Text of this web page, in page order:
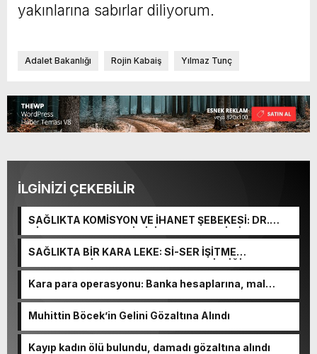
yakınlarına sabırlar diliyorum.
Adalet Bakanlığı Rojin Kabaiş Yılmaz Tunç
İLGİNİZİ ÇEKEBİLİR
SAĞLIKTA KOMİSYON VE İHANET ŞEBEKESİ: DR.
NİHAT URUÇ VE SEMİH İŞİTME MERKEZİ’NİN SGK
VURGUNU!
SAĞLIKTA BİR KARA LEKE: Sİ-SER İŞİTME
MERKEZLERİ VE MODERN UMUT TACİRLİĞİ
Kara para operasyonu: Banka hesaplarına, mal
Muhittin Böcek’in Gelini Gözaltına Alındı
Kayıp kadın ölü bulundu, damadı gözaltına alındı